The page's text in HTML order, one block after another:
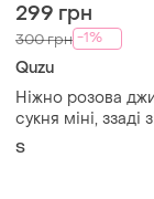
299 грн
300 грн -1%
Quzu
Ніжно розова
сукня міні, ззаді
розмір s (36)
S